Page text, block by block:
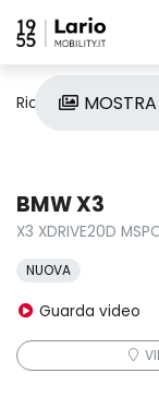
Ricerca auto
BMW X3
X3 XDRIVE20D
NUOVA
Guarda video